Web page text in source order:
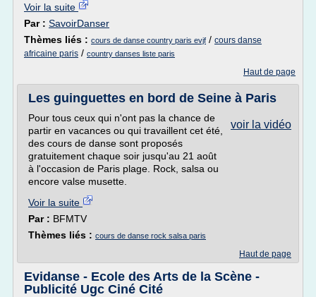
Voir la suite
Par : SavoirDanser
Thèmes liés : cours de danse country paris evjf / cours danse
africaine paris / country danses liste paris
Haut de page
Les guinguettes en bord de Seine à Paris
voir la vidéo
Pour tous ceux qui n'ont pas la chance de
partir en vacances ou qui travaillent cet été,
des cours de danse sont proposés
gratuitement chaque soir jusqu'au 21 août
à l'occasion de Paris plage. Rock, salsa ou
encore valse musette.
Voir la suite
Par : BFMTV
Thèmes liés : cours de danse rock salsa paris
Haut de page
Evidanse - Ecole des Arts de la Scène -
Publicité Ugc Ciné Cité